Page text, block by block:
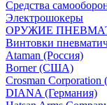
Средства
Электрошокеры
ОРУЖИЕ
Винтовки
Ataman (Россия)
Borner (США)
Crosman
DIANA (Германия)